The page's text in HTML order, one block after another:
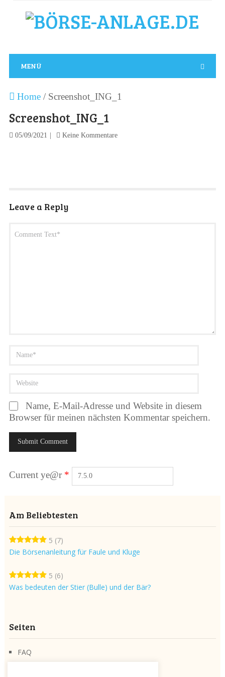
MENÜ
Home/ Screenshot_ING_1
Screenshot_ING_1
05/09/2021 Keine Kommentare
Leave a Reply
Name, E-Mail-Adresse und Website in diesem
Browser für meinen nächsten Kommentar speichern.
Current ye@r *
Am Beliebtesten
5 (7)
Die Börsenanleitung für Faule und Kluge
5 (6)
Was bedeuten der Stier (Bulle) und der Bär?
Seiten
FAQ